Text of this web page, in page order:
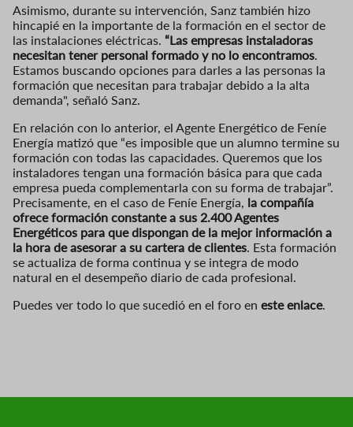
Asimismo, durante su intervención, Sanz también hizo
hincapié en la importante de la formación en el sector de
las instalaciones eléctricas. “Las empresas instaladoras
necesitan tener personal formado y no lo encontramos
Estamos buscando opciones para darles a las personas la
formación que necesitan para trabajar debido a la alta
demanda", señaló Sanz.
En relación con lo anterior, el Agente Energético de Feníe
Energía matizó que “es imposible que un alumno termine su
formación con todas las capacidades. Queremos que los
instaladores tengan una formación básica para que cada
empresa pueda complementarla con su forma de trabajar”.
Precisamente, en el caso de Feníe Energía, la compañía
ofrece formación constante a sus 2.400 Agentes
Energéticos para que dispongan de la mejor información a
la hora de asesorar a su cartera de clientes . Esta formación
se actualiza de forma continua y se integra de modo
natural en el desempeño diario de cada profesional.
Puedes ver todo lo que sucedió en el foro en este enlace.